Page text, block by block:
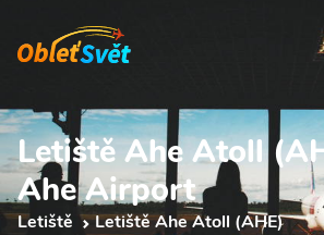
Letiště Ahe Atoll
Ahe Airport
Letiště Letiště Ahe Atoll (AHE)